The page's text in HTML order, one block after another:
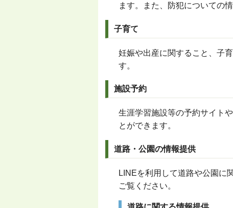
ます。また、防犯についての
子育て
妊娠や出産に関すること、子
す。
施設予約
生涯学習施設等の予約サイト
とができます。
道路・公園の情報提供
LINEを利用して道路や公園に
ご覧ください。